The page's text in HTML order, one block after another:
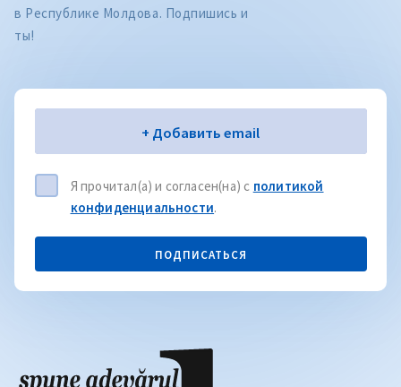
в Республике Молдова. Подпишись и
ты!
Электронная почта+ Добавить email
Я прочитал(а) и согласен(на) с политикой
конфиденциальности.
ПОДПИСАТЬСЯ